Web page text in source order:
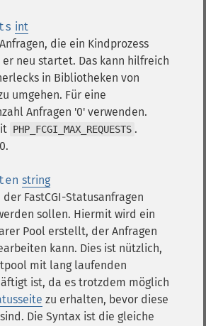
int
die ein Kindprozess
neu startet. Das kann hilfreich
in Bibliotheken von
umgehen. Für eine
Anfragen '0' verwenden.
PHP_FCGI_MAX_REQUESTS .
string
der FastCGI-Statusanfragen
sollen. Hiermit wird ein
Pool erstellt, der Anfragen
kann. Dies ist nützlich,
mit lang laufenden
ist, da es trotzdem möglich
zu erhalten, bevor diese
Die Syntax ist die gleiche